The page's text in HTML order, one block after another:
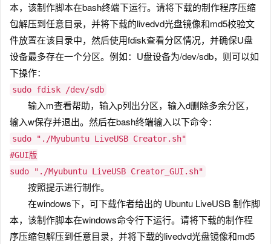
本，该制作脚本在bash终端下运行。请将下载的制作程序压缩
包解压到任意目录，并将下载的livedvd光盘镜像和md5校验文
件放置在该目录中，然后使用fdisk查看分区情况，并确保U盘
设备最多存在一个分区。例如：U盘设备为/dev/sdb，则可以如
下操作：
sudo fdisk /dev/sdb
输入m查看帮助，输入p列出分区，输入d删除多余分区，
输入w保存并退出。然后在bash终端输入以下命令：
sudo "./Myubuntu LiveUSB Creator.sh"
#GUI版
sudo "./Myubuntu LiveUSB Creator_GUI.sh"
按照提示进行制作。
在windows下，可下载作者给出的 Ubuntu LiveUSB 制作脚
本，该制作脚本在windows命令行下运行。请将下载的制作程
序压缩包解压到任意目录，并将下载的livedvd光盘镜像和md5